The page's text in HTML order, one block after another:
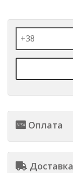
Оплата
Доставка